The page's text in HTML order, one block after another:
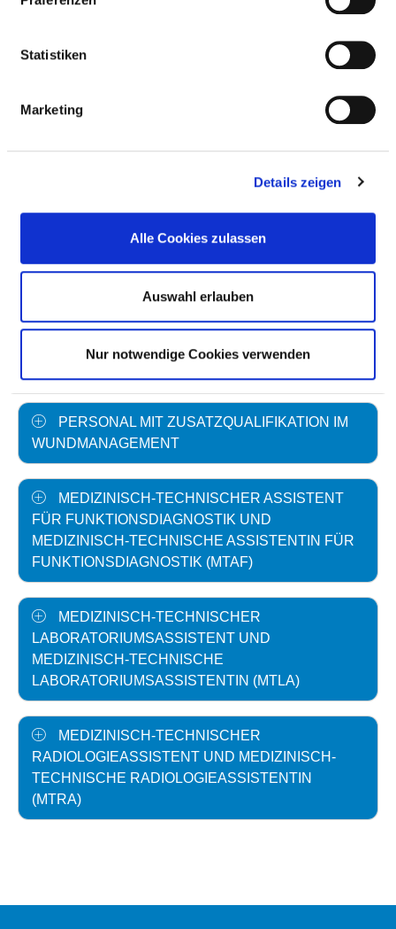
Statistiken
Marketing
Details zeigen
Alle Cookies zulassen
Auswahl erlauben
Nur notwendige Cookies verwenden
PHYSIOTHERAPEUTIN
PSYCHOTHERAPEUTIN
SOZIALARBEITER UND SOZIALARBEITERIN
PERSONAL MIT WEITERBILDUNG ZUM
DIABETESBERATER / ZUR
DIABETESBERATERIN
PERSONAL MIT ZUSATZQUALIFIKATION IM
WUNDMANAGEMENT
MEDIZINISCH-TECHNISCHER ASSISTENT
FÜR FUNKTIONSDIAGNOSTIK UND
MEDIZINISCH-TECHNISCHE ASSISTENTIN FÜR
FUNKTIONSDIAGNOSTIK (MTAF)
MEDIZINISCH-TECHNISCHER
LABORATORIUMSASSISTENT UND
MEDIZINISCH-TECHNISCHE
LABORATORIUMSASSISTENTIN (MTLA)
MEDIZINISCH-TECHNISCHER
RADIOLOGIEASSISTENT UND MEDIZINISCH-
TECHNISCHE RADIOLOGIEASSISTENTIN
(MTRA)